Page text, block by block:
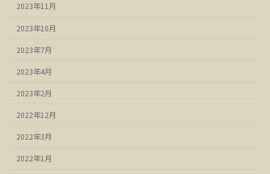
2023年11月
2023年10月
2023年7月
2023年4月
2023年2月
2022年12月
2022年3月
2022年1月